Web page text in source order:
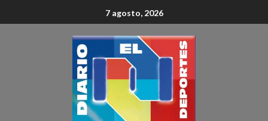
7 agosto, 2026